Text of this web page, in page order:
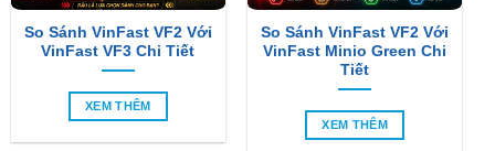
So Sánh VinFast VF2 Với
VinFast VF3 Chi Tiết
XEM THÊM
So Sánh VinFast VF2 Với
VinFast Minio Green Chi
Tiết
XEM THÊM